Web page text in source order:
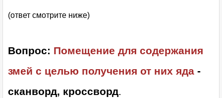
(ответ смотрите ниже)
Вопрос: Помещение для содержания
змей с целью получения от них яда -
сканворд, кроссворд.